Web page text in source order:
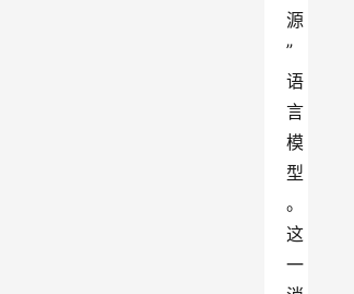
源
”
语
言
模
型
。
这
一